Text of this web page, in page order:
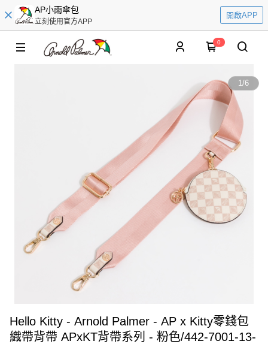
AP小雨傘包
立刻使用官方APP
開啟APP
0
1/6
Hello Kitty - Arnold Palmer - AP x Kitty零錢包
織帶背帶 APxKT背帶系列 - 粉色/442-7001-13-